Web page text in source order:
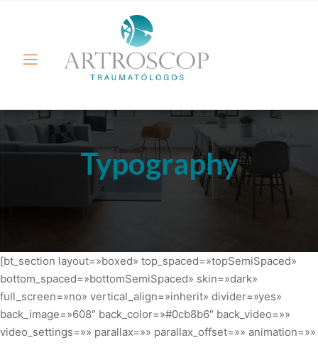
Typography
[bt_section layout=»boxed» top_spaced=»topSemiSpaced» bottom_spaced=»bottomSemiSpaced» skin=»dark» full_screen=»no» vertical_align=»inherit» divider=»yes» back_image=»608″ back_color=»#0cb8b6″ back_video=»» video_settings=»» parallax=»» parallax_offset=»» animation=»» animation_back=»» animation_impress=»» el_id=»» el_class=»» el_style=»»][bt_row][bt_column width=»1/1″ align=»left» vertical_align=»inherit» border=»no_border» cell_padding=»default» animation=»animate animate-fadein animate-moveleft» text_indent=»no_text_indent» highlight=»no_highlight» background_color=»» transparent=»» inner_background_color=»» background_image=»» el_class=»» el_style=»»][bt_hr top_spaced=»topExtraSmallSpaced» bottom_spaced=»not-spaced» transparent_border=»noBorder» el_class=»» el_style=»»][/bt_hr][bt_hr top_spaced=»topExtraSmallSpaced» bottom_spaced=»not-spaced» transparent_border=»noBorder» el_class=»» el_style=»»][/bt_hr][bt_header superheadline=»Examples» headline=»TYPOGRAPHY» headline_size=»large» dash=»no» subheadline=»» el_class=»» el_style=»»][/bt_header][/bt_column][/bt_row][/bt_section][bt_section layout=»wide» top_spaced=»topExtraSpaced» bottom_spaced=»bottomExtraSpaced» skin=»inherit» full_screen=»no» vertical_align=»inherit» divider=»no» back_image=»» back_color=»» back_video=»» video_settings=»» parallax=»» parallax_offset=»» animation=»» animation_back=»» animation_impress=»» el_id=»» el_class=»» el_style=»»][bt_row][bt_column width=»1/3″ align=»left» vertical_align=»inherit» border=»no_border» cell_padding=»btDoublePadding» animation=»no_animation» text_indent=»no_text_indent» highlight=»no_highlight» background_color=»» transparent=»» inner_background_color=»» background_image=»» el_class=»» el_style=»»][bt_header superheadline=»Superheadline» headline=»HUGE TITLE» headline_size=»huge» dash=»top» subheadline=»Subheadline» el_class=»» el_style=»»][/bt_header][bt_text] Top and bottom separator have small spacing of 50px. Aliquam scelerisque, diam id mattis eleifend, eros neque malesuada orci, vel tristique risus ligula nec dolor. Nullam et convallis diam, quis laoreet lectus. Curabitur laoreet dui sit amet diam pulvinar finibus. Praesent aliquam, lectus sed pharetra interdum, mauris felis hendrerit eros, nec fringilla arcu lorem et eros. Maecenas dapibus ante orci, vitae euismod purus porta sit amet. Ut posuere libero iaculis elit tempor, at facilisis nunc laoreet. Nullam elit quam, mollis a mollis quis, sagittis a dui. [/bt_text][/bt_column][bt_column width=»1/3″ align=»center» vertical_align=»inherit» border=»no_border» cell_padding=»btDoublePadding» animation=»no_animation» text_indent=»no_text_indent» highlight=»no_highlight» background_color=»» transparent=»» inner_background_color=»» background_image=»» el_class=»» el_style=»»][bt_header superheadline=»Superheadline» headline=»HUGE TITLE» headline_size=»huge» dash=»no» subheadline=»Subheadline» el_class=»» el_style=»»][/bt_header][bt_text] Top and bottom separator have small spacing of 50px. Aliquam scelerisque, diam id mattis eleifend, eros neque malesuada orci, vel tristique risus ligula nec dolor. Nullam et convallis diam, quis laoreet lectus. Curabitur laoreet dui sit amet diam pulvinar finibus. Praesent aliquam, lectus sed pharetra interdum, mauris felis hendrerit eros, nec fringilla arcu lorem et eros. Maecenas dapibus ante orci, vitae euismod purus porta sit amet. Ut posuere libero iaculis elit tempor, at facilisis nunc laoreet. Nullam elit quam, mollis a mollis quis, sagittis a dui. [/bt_text][/bt_column][bt_column width=»1/3″ align=»right» vertical_align=»inherit» border=»no_border» cell_padding=»btDoublePadding» animation=»no_animation» text_indent=»no_text_indent» highlight=»no_highlight» background_color=»» transparent=»» inner_background_color=»» background_image=»» el_class=»» el_style=»»][bt_header superheadline=»Superheadline» headline=»HUGE TITLE» headline_size=»huge» dash=»bottom» subheadline=»Subheadline» el_class=»» el_style=»»][/bt_header][bt_text] Top and bottom separator have small spacing of 50px. Aliquam scelerisque, diam id mattis eleifend, eros neque malesuada orci, vel tristique risus ligula nec dolor. Nullam et convallis diam, quis laoreet lectus. Curabitur laoreet dui sit amet diam pulvinar finibus. Praesent aliquam, lectus sed pharetra interdum, mauris felis hendrerit eros, nec fringilla arcu lorem et eros. Maecenas dapibus ante orci, vitae euismod purus porta sit amet. Ut posuere libero iaculis elit tempor, at facilisis nunc laoreet. Nullam elit quam, mollis a mollis quis, sagittis a dui. [/bt_text][/bt_column][/bt_row][/bt_section][bt_section layout=»wide» top_spaced=»topSpaced» bottom_spaced=»bottomSpaced» skin=»inherit» full_screen=»no» vertical_align=»inherit» divider=»no» back_image=»» back_color=»#f1f1f1″ back_video=»» video_settings=»» parallax=»» parallax_offset=»» animation=»» animation_back=»» animation_impress=»» el_id=»» el_class=»» el_style=»»][bt_row][bt_column width=»1/3″ align=»left» vertical_align=»inherit» border=»no_border» cell_padding=»btDoublePadding» animation=»no_animation» text_indent=»no_text_indent» highlight=»no_highlight» background_color=»» transparent=»» inner_background_color=»» background_image=»» el_class=»» el_style=»»][bt_header superheadline=»Superheadline» headline=»EXTRALARGE TITLE» headline_size=»extralarge» dash=»top» subheadline=»Subheadline» el_class=»» el_style=»»][/bt_header][bt_text] Top and bottom separator have small spacing of 50px. Aliquam scelerisque, diam id mattis eleifend, eros neque malesuada orci, vel tristique risus ligula nec dolor. Nullam et convallis diam, quis laoreet lectus. Curabitur laoreet dui sit amet diam pulvinar finibus. Praesent aliquam, lectus sed pharetra interdum, mauris felis hendrerit eros, nec fringilla arcu lorem et eros. Maecenas dapibus ante orci, vitae euismod purus porta sit amet. Ut posuere libero iaculis elit tempor, at facilisis nunc laoreet. Nullam elit quam, mollis a mollis quis, sagittis a dui. [/bt_text][/bt_column][bt_column width=»1/3″ align=»center» vertical_align=»inherit» border=»no_border» cell_padding=»btDoublePadding» animation=»no_animation» text_indent=»no_text_indent» highlight=»no_highlight» background_color=»» transparent=»» inner_background_color=»» background_image=»» el_class=»» el_style=»»][bt_header superheadline=»Superheadline» headline=»EXTRALARGE TITLE» headline_size=»extralarge» dash=»no» subheadline=»Subheadline» el_class=»» el_style=»»][/bt_header][bt_text] Top and bottom separator have small spacing of 50px. Aliquam scelerisque, diam id mattis eleifend, eros neque malesuada orci, vel tristique risus ligula nec dolor. Nullam et convallis diam, quis laoreet lectus. Curabitur laoreet dui sit amet diam pulvinar finibus. Praesent aliquam, lectus sed pharetra interdum, mauris felis hendrerit eros, nec fringilla arcu lorem et eros. Maecenas dapibus ante orci, vitae euismod purus porta sit amet. Ut posuere libero iaculis elit tempor, at facilisis nunc laoreet. Nullam elit quam, mollis a mollis quis, sagittis a dui. [/bt_text][/bt_column][bt_column width=»1/3″ align=»right» vertical_align=»inherit» border=»no_border» cell_padding=»btDoublePadding» animation=»no_animation» text_indent=»no_text_indent» highlight=»no_highlight» background_color=»» transparent=»» inner_background_color=»» background_image=»» el_class=»» el_style=»»][bt_header superheadline=»Superheadline» headline=»EXTRALARGE TITLE» headline_size=»extralarge» dash=»bottom» subheadline=»Subheadline» el_class=»» el_style=»»][/bt_header][bt_text] Top and bottom separator have small spacing of 50px. Aliquam scelerisque, diam id mattis eleifend, eros neque malesuada orci, vel tristique risus ligula nec dolor. Nullam et convallis diam, quis laoreet lectus. Curabitur laoreet dui sit amet diam pulvinar finibus. Praesent aliquam, lectus sed pharetra interdum, mauris felis hendrerit eros, nec fringilla arcu lorem et eros. Maecenas dapibus ante orci, vitae euismod purus porta sit amet. Ut posuere libero iaculis elit tempor, at facilisis nunc laoreet. Nullam elit quam, mollis a mollis quis, sagittis a dui. [/bt_text][/bt_column][/bt_row][/bt_section][bt_section layout=»boxed» top_spaced=»topSemiSpaced» bottom_spaced=»bottomSemiSpaced» skin=»dark» full_screen=»no» vertical_align=»inherit» divider=»no» back_image=»» back_color=»#555555″ back_video=»» video_settings=»» parallax=»» parallax_offset=»» animation=»» animation_back=»» animation_impress=»» el_id=»» el_class=»» el_style=»»][bt_row][bt_column width=»1/3″][bt_header superheadline=»Superheadline» headline=»LARGE TITLE» headline_size=»large» dash=»top» subheadline=»Subheadline» el_class=»» el_style=»»][/bt_header][bt_text] Top and bottom separator have small spacing of 50px. Aliquam scelerisque, diam id mattis eleifend, eros neque malesuada orci, vel tristique risus ligula nec dolor. Nullam et convallis diam, quis laoreet lectus. Curabitur laoreet dui sit amet diam pulvinar finibus. Praesent aliquam, lectus sed pharetra interdum, mauris felis hendrerit eros, nec fringilla arcu lorem et eros. Maecenas dapibus ante orci, vitae euismod purus porta sit amet. Ut posuere libero iaculis elit tempor, at facilisis nunc laoreet. Nullam elit quam, mollis a mollis quis, sagittis a dui. [/bt_text][/bt_column][bt_column width=»1/3″ align=»center» vertical_align=»inherit» border=»no_border» cell_padding=»default» animation=»no_animation» text_indent=»no_text_indent» highlight=»no_highlight» background_color=»» transparent=»» inner_background_color=»» background_image=»» el_class=»» el_style=»»][bt_header superheadline=»Superheadline» headline=»LARGE TITLE» headline_size=»large» dash=»no» subheadline=»Subheadline» el_class=»» el_style=»»][/bt_header][bt_text] Top and bottom separator have small spacing of 50px. Aliquam scelerisque, diam id mattis eleifend, eros neque malesuada orci, vel tristique risus ligula nec dolor. Nullam et convallis diam, quis laoreet lectus. Curabitur laoreet dui sit amet diam pulvinar